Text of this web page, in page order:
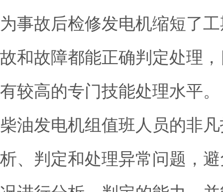
为事故后检修发电机缩短了
故和故障都能正确判定处理
有较高的专门技能处理水平。
柴油发电机组值班人员的非
析、判定和处理异常问题，